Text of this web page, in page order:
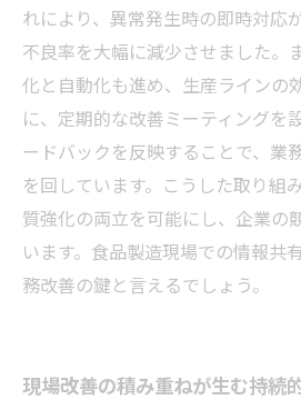
れにより、異常発生時の即時対応
不良率を大幅に減少させました。
化と自動化も進め、生産ラインの
に、定期的な改善ミーティングを
ードバックを反映することで、業
を回しています。こうした取り組
質強化の両立を可能にし、企業の
います。食品製造現場での情報共
務改善の鍵と言えるでしょう。
現場改善の積み重ねが生む持続